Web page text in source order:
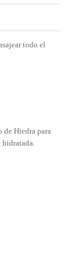
todo el
de Hiedra para
hidratada.